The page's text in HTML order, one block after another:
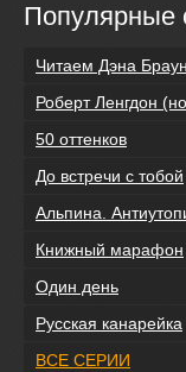
Популярные
Читаем Дэна
Роберт Ленгдон
50 оттенков
До встречи с тобой
Альпина.
Книжный марафон
Один день
Русская канарейка
ВСЕ СЕРИИ